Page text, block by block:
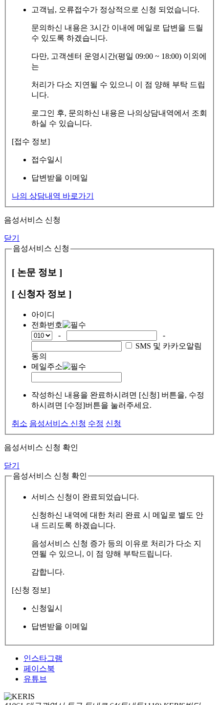
고객님, 오류접수가 정상적으로 신청 되었습니다.
문의하신 내용은 3시간 이내에 메일로 답변을 드릴
수 있도록 하겠습니다.
다만, 고객센터 운영시간(평일 09:00 ~ 18:00) 이외에
는
처리가 다소 지연될 수 있으니 이 점 양해 부탁 드립
니다.
로그인 후, 문의하신 내용은 나의상담내역에서 조회
하실 수 있습니다.
[접수 정보]
접수일시
답변받을 이메일
나의 상담내역 바로가기
음성서비스 신청
닫기
음성서비스 신청
[ 논문 정보 ]
[ 신청자 정보 ]
아이디
전화번호
-
-
SMS 및 카카오알림
동의
메일주소
작성하신 내용을 완료하시려면 [신청] 버튼을, 수정
하시려면 [수정]버튼을 눌러주세요.
취소 음성서비스 신청 수정 신청
음성서비스 신청 확인
닫기
음성서비스 신청 확인
서비스 신청이 완료되었습니다.
신청하신 내역에 대한 처리 완료 시 메일로 별도 안
내 드리도록 하겠습니다.
음성서비스 신청 증가 등의 이유로 처리가 다소 지
연될 수 있으니, 이 점 양해 부탁드립니다.
감합니다.
[신청 정보]
신청일시
답변받을 이메일
인스타그램
페이스북
유튜브